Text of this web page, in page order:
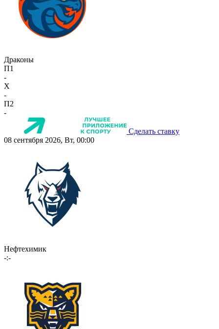
Драконы
П1
-
X
-
П2
-
Сделать ставку
08 сентября 2026, Вт, 00:00
Нефтехимик
-:-